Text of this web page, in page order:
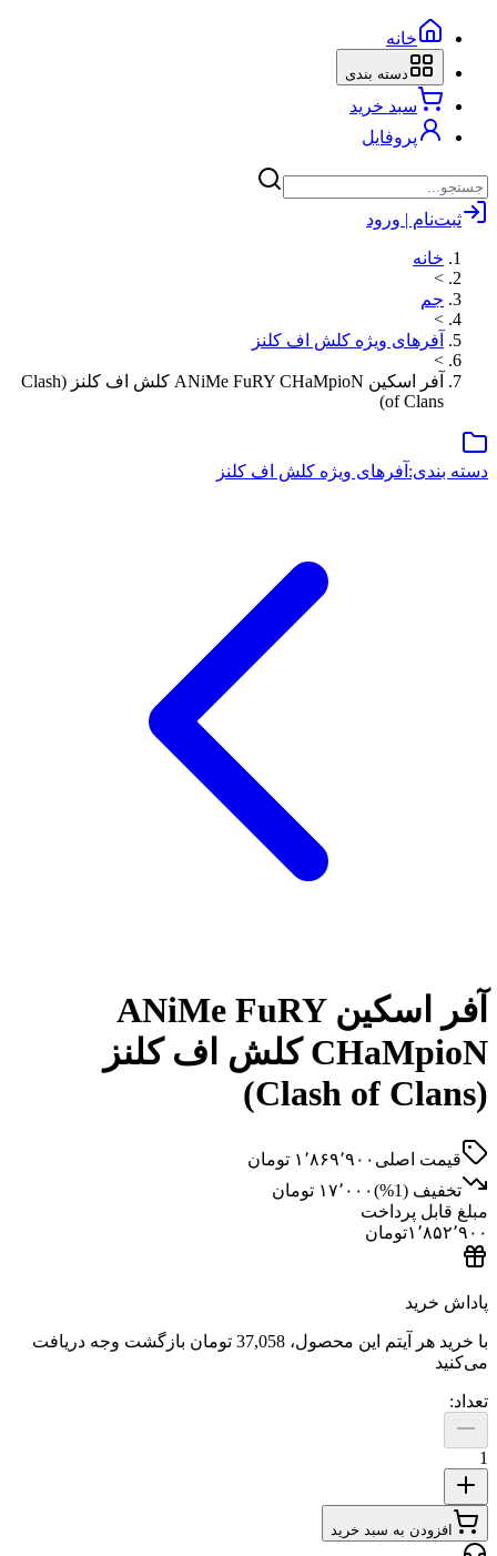
خانه
دسته بندی
سبد خرید
پروفایل
ثبت‌نام | ورود
خانه
>
جم
>
آفرهای ویژه کلش اف کلنز
>
آفر اسکین ANiMe FuRY CHaMpioN کلش اف کلنز (Clash
of Clans)
دسته بندی: آفرهای ویژه کلش اف کلنز
آفر اسکین ANiMe FuRY
CHaMpioN کلش اف کلنز
(Clash of Clans)
قیمت اصلی ۱٬۸۶۹٬۹۰۰ تومان
تخفیف (1
%)۱۷٬۰۰۰ تومان
مبلغ قابل پرداخت
۱٬۸۵۲٬۹۰۰تومان
پاداش خرید
با خرید هر آیتم این محصول، 37,058 تومان
بازگشت وجه دریافت
می‌کنید
تعداد:
1
افزودن به سبد خرید